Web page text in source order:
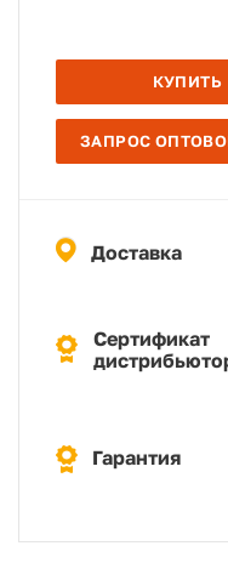
КУПИТЬ
ЗАПРОС
Доставка
Сертификат
Гарантия